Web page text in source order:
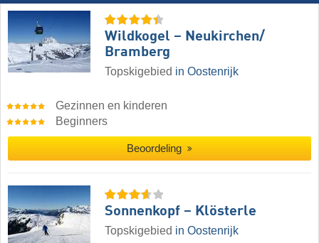
Wildkogel – Neukirchen/​
Bramberg
Topskigebied in Oostenrijk
Gezinnen en kinderen
Beginners
Beoordeling
Sonnenkopf – Klösterle
Topskigebied in Oostenrijk